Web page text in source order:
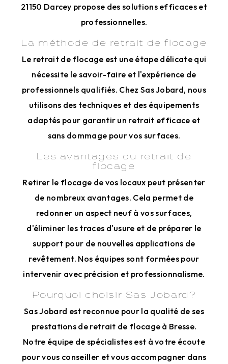
21150 Darcey propose des solutions efficaces et
professionnelles.
La méthode de retrait de flocage
Le retrait de flocage est une étape délicate qui
nécessite le savoir-faire et l'expérience de
professionnels qualifiés. Chez Sas Jobard, nous
utilisons des techniques et des équipements
adaptés pour garantir un retrait efficace et
sans dommage pour vos surfaces.
Les avantages du retrait de
flocage
Retirer le flocage de vos locaux peut présenter
de nombreux avantages. Cela permet de
redonner un aspect neuf à vos surfaces,
d'éliminer les traces d'usure et de préparer le
support pour de nouvelles applications de
revêtement. Nos équipes sont formées pour
intervenir avec précision et professionnalisme.
Pourquoi choisir Sas Jobard?
Sas Jobard est reconnue pour la qualité de ses
prestations de retrait de flocage à Bresse.
Notre équipe de spécialistes est à votre écoute
pour vous conseiller et vous accompagner dans